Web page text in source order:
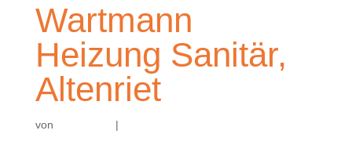
Wartmann
Heizung Sanitär,
Altenriet
von |